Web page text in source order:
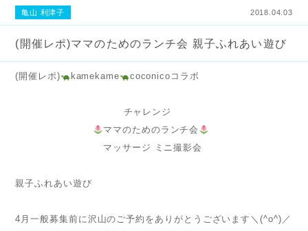
亀山 利津子 2018.04.03
(開催レポ)ママのためのランチ会 親子ふれあい遊び
(開催レポ) kamekame coconicoコラボ
チャレンジ
ママのためのランチ会
マッサージ ミニ撮影会
親子ふれあい遊び
4月一般募集前に沢山のご予約をありがとうございます＼(^o^)／